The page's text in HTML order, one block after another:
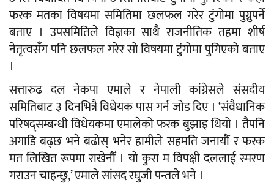
फरक मतका विषयमा समितिमा छलफल गरेर टुंगोमा पुग्नुपर्ने
बताए । उपसमितिले विज्ञका साथै राजनीतिक तहमा शीर्ष
नेतृत्वसँग पनि छलफल गरेर सो विषयमा टुंगोमा पुगिएको बताए
।
सत्तारुढ दल नेकपा एमाले र नेपाली कांग्रेसले संसदीय
समितिबाट ३ दिनभित्रै विधेयक पास गर्न जोड दिए । ‘संवैधानिक
परिषद्‌सम्बन्धी विधेयकमा एमालेको फरक बुझाइ थियो । तैपनि
अगाडि बढ्छ भने बढोस् भनेर हामीले सहमति जनायौँ र फरक
मत लिखित रूपमा राखेनौँ । यो कुरा म विपक्षी दललाई स्मरण
गराउन चाहन्छु,’ एमाले सांसद रघुजी पन्तले भने ।